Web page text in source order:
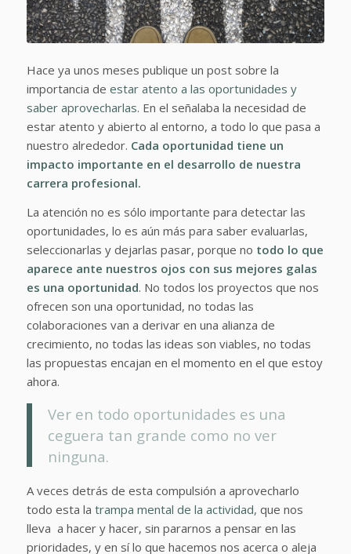
Hace ya unos meses publique un post sobre la
importancia de estar atento a las oportunidades y
saber aprovecharlas. En el señalaba la necesidad de
estar atento y abierto al entorno, a todo lo que pasa a
nuestro alrededor. Cada oportunidad tiene un
impacto importante en el desarrollo de nuestra
carrera profesional.
La atención no es sólo importante para detectar las
oportunidades, lo es aún más para saber evaluarlas,
seleccionarlas y dejarlas pasar, porque no todo lo que
aparece ante nuestros ojos con sus mejores galas
es una oportunidad. No todos los proyectos que nos
ofrecen son una oportunidad, no todas las
colaboraciones van a derivar en una alianza de
crecimiento, no todas las ideas son viables, no todas
las propuestas encajan en el momento en el que estoy
ahora.
Ver en todo oportunidades es una
ceguera tan grande como no ver
ninguna.
A veces detrás de esta compulsión a aprovecharlo
todo esta la trampa mental de la actividad, que nos
lleva a hacer y hacer, sin pararnos a pensar en las
prioridades, y en sí lo que hacemos nos acerca o aleja